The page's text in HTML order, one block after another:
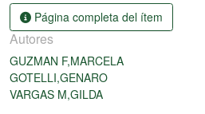
Página completa del ítem
Autores
GUZMAN F,MARCELA
GOTELLI,GENARO
VARGAS M,GILDA